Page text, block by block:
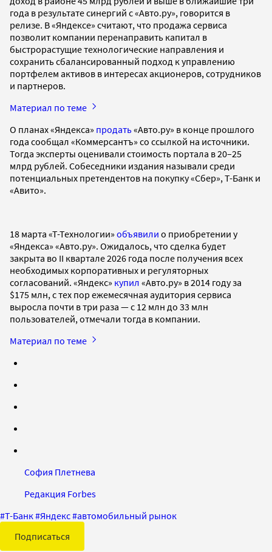
года в результате синергий с «Авто.ру», говорится в
релизе. В «Яндексе» считают, что продажа сервиса
позволит компании перенаправить капитал в
быстрорастущие технологические направления и
сохранить сбалансированный подход к управлению
портфелем активов в интересах акционеров, сотрудников
и партнеров.
Материал по теме
О планах «Яндекса» продать«Авто.ру» в конце прошлого
года сообщал «Коммерсантъ» со ссылкой на источники.
Тогда эксперты оценивали стоимость портала в 20–25
млрд рублей. Собеседники издания называли среди
потенциальных претендентов на покупку «Сбер», Т-Банк и
«Авито».
18 марта «Т-Технологии» объявили о приобретении у
«Яндекса» «Авто.ру». Ожидалось, что сделка будет
закрыта во II квартале 2026 года после получения всех
необходимых корпоративных и регуляторных
согласований. «Яндекс» купил «Авто.ру» в 2014 году за
$175 млн, с тех пор ежемесячная аудитория сервиса
выросла почти в три раза — с 12 млн до 33 млн
пользователей, отмечали тогда в компании.
Материал по теме
София Плетнева
Редакция Forbes
#Т-Банк#Яндекс#автомобильный рынок
Подписаться